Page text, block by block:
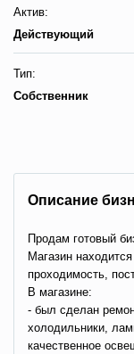
Актив:
Действующий
Тип:
Собственник
Описание
Продам готовый
Магазин
проходимость,
В магазине:
- был сделан
холодильники,
качественное